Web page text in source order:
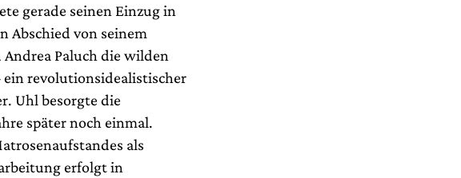
gerade seinen Einzug in
Abschied von seinem
Paluch die wilden
ein revolutionsidealistischer
Uhl besorgte die
später noch einmal.
als
erfolgt in